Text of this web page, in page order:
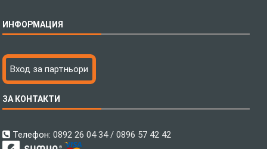
Бебешки спални комплекти
Тениски с пълноцветен печат
Хавлиени кърпи
Пончо за водни спортове
Микрофибърни Велурени Кърпи
Детски пончота
ИНФОРМАЦИЯ
Технология на печатане
Файлове за печат
Как да поръчам?
С какво сме различни?
Вход за партньори
ЗА КОНТАКТИ
Телефон:0892 26 04 34 / 0896 57 42 42